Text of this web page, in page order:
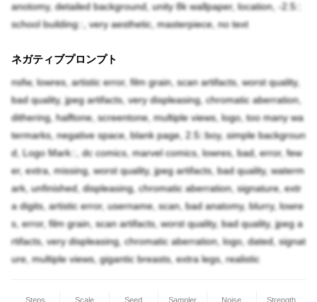
anotomy, detailed background, unity 8k wallpaper, location, -2.5::
school building::, very aesthetic, masterpiece, no text
ネガティブプロンプト
nsfw, lowres, artistic error, film grain, scan artifacts, worst quality,
bad quality, jpeg artifacts, very displeasing, chromatic aberration,
dithering, halftone, screentone, multiple views, logo, too many wa
termarks, negative space, blank page, 2.5::boy, simple backgroun
d, Logo Mark::, dc comics, marvel comics, lowres, bad, error, few
er, extra, missing, worst quality, jpeg artifacts, bad quality, waterm
ark, unfinished, displeasing, chromatic aberration, signature, extr
a digits, artistic error, username, scan, bad anatomy, blurry, lowre
s, error, film grain, scan artifacts, worst quality, bad quality, jpeg a
rtifacts, very displeasing, chromatic aberration, logo, dated, signat
ure, multiple views, gigantic breasts, extra legs, realistic
Steps Scale Seed Sampler Noise Strength